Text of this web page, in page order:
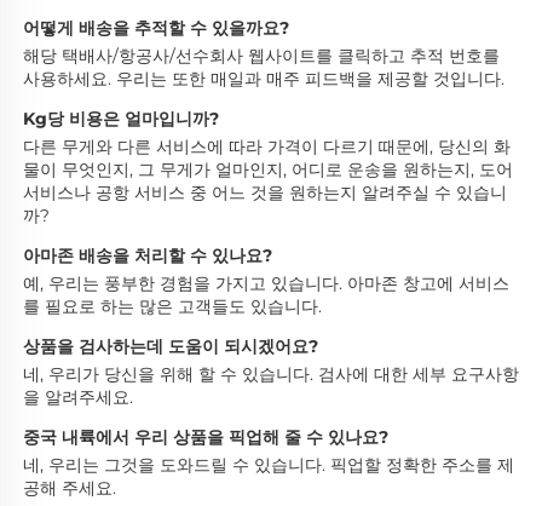
어떻게 배송을 추적할 수 있을까요?
해당 택배사/항공사/선수회사 웹사이트를 클릭하고 추적 번호를
사용하세요. 우리는 또한 매일과 매주 피드백을 제공할 것입니다.
Kg당 비용은 얼마입니까?
다른 무게와 다른 서비스에 따라 가격이 다르기 때문에, 당신의 화
물이 무엇인지, 그 무게가 얼마인지, 어디로 운송을 원하는지, 도어
서비스나 공항 서비스 중 어느 것을 원하는지 알려주실 수 있습니
까?
아마존 배송을 처리할 수 있나요?
예, 우리는 풍부한 경험을 가지고 있습니다. 아마존 창고에 서비스
를 필요로 하는 많은 고객들도 있습니다.
상품을 검사하는데 도움이 되시겠어요?
네, 우리가 당신을 위해 할 수 있습니다. 검사에 대한 세부 요구사항
을 알려주세요.
중국 내륙에서 우리 상품을 픽업해 줄 수 있나요?
네, 우리는 그것을 도와드릴 수 있습니다. 픽업할 정확한 주소를 제
공해 주세요.